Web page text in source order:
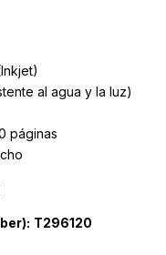
al agua y la luz)
páginas
T296120